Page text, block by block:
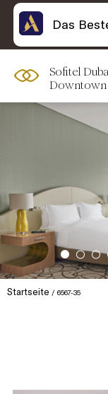
Sofitel
Downtown
Startseite 6567-35
Das